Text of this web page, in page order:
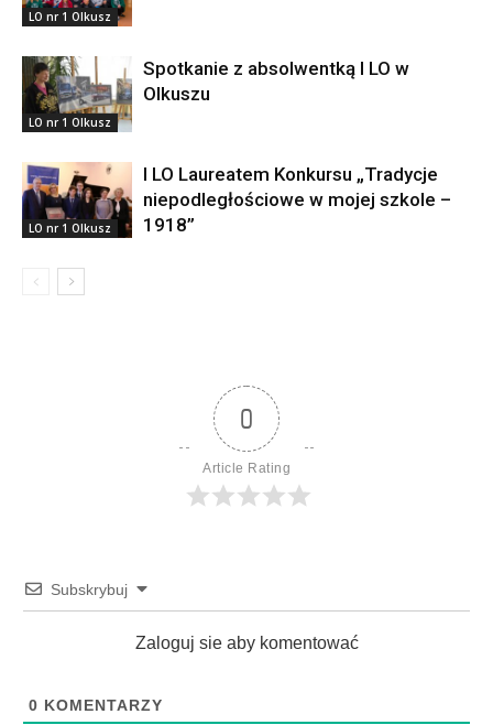
LO nr 1 Olkusz
LO nr 1 Olkusz
Spotkanie z absolwentką I LO w
Olkuszu
LO nr 1 Olkusz
I LO Laureatem Konkursu „Tradycje
niepodległościowe w mojej szkole –
1918”
0
Article Rating
Subskrybuj
Zaloguj sie aby komentować
0 KOMENTARZY